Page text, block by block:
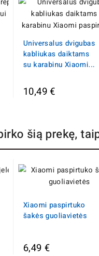
Universalus dvigubas
kabliukas daiktams
su karabinu Xiaomi...
10,49 €
šią prekę,
Xiaomi paspirtuko
šakės guoliavietės
6,49 €